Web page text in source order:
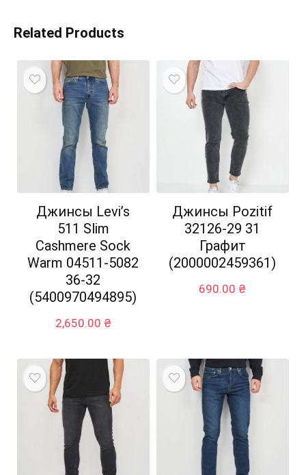
Related Products
Джинсы Levi’s
511 Slim
Cashmere Sock
Warm 04511-5082
36-32
(5400970494895)
2,650.00 ₴
Джинсы Pozitif
32126-29 31
Графит
(2000002459361)
690.00 ₴